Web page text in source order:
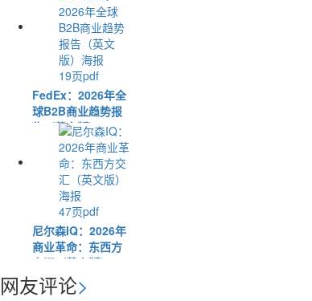
19页pdf
FedEx：2026年全
球B2B商业趋势报
告（英文版）
47页pdf
尼尔森IQ：2026年
商业革命：东西方
交汇（英文版）
网友评论>